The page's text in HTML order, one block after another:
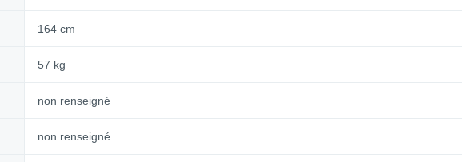
164 cm
57 kg
non renseigné
non renseigné